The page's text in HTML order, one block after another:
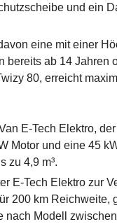
und ein
eine mit einer
bereits ab 14
80, erreicht
E-Tech Elektro,
Motor und eine 45
zu 4,9 m³.
E-Tech Elektro zur
200 km Reichweite,
Modell zwischen